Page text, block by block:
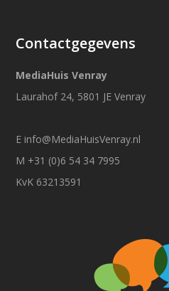
Contactgegevens
MediaHuis Venray
Laurahof 24, 5801 JE Venray
E info@MediaHuisVenray.nl
M +31 (0)6 54 34 7995
KvK 63213591